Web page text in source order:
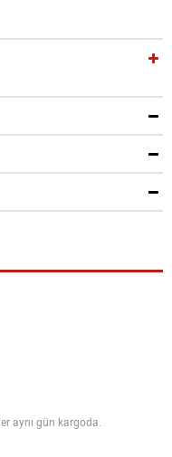
aynı gün kargoda.